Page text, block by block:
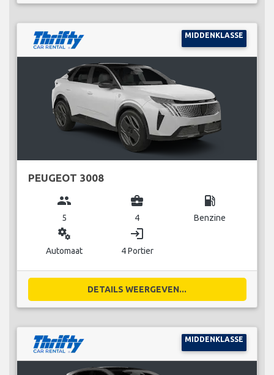
MIDDENKLASSE
PEUGEOT 3008
group
5
business_center
4
local_gas_station
Benzine
miscellaneous_services
Automaat
login
4 Portier
DETAILS WEERGEVEN...
MIDDENKLASSE